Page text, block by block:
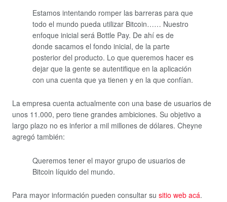
Estamos intentando romper las barreras para que
todo el mundo pueda utilizar Bitcoin…… Nuestro
enfoque inicial será Bottle Pay. De ahí es de
donde sacamos el fondo inicial, de la parte
posterior del producto. Lo que queremos hacer es
dejar que la gente se autentifique en la aplicación
con una cuenta que ya tienen y en la que confían.
La empresa cuenta actualmente con una base de usuarios de
unos 11.000, pero tiene grandes ambiciones. Su objetivo a
largo plazo no es inferior a mil millones de dólares. Cheyne
agregó también:
Queremos tener el mayor grupo de usuarios de
Bitcoin líquido del mundo.
Para mayor información pueden consultar su sitio web acá.